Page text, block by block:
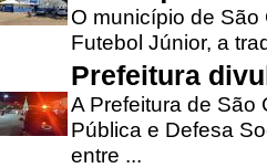
O município de
Futebol Júnior, a
Prefeitura
A Prefeitura de São
Pública e Defesa
entre ...